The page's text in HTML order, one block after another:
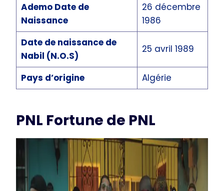
Ademo Date de
Naissance
26 décembre
1986
Date de naissance de
Nabil (N.O.S)
25 avril 1989
Pays d’origine Algérie
PNL Fortune de PNL